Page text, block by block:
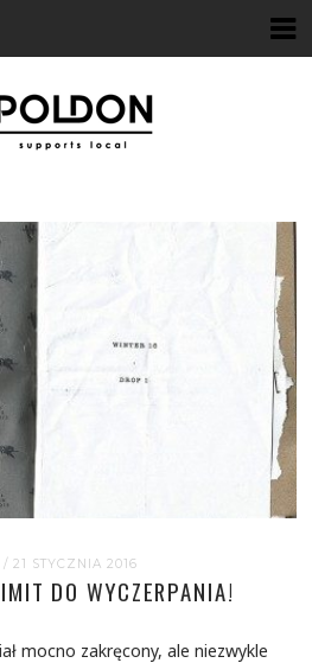
/ 21 STYCZNIA 2016
DO WYCZERPANIA!
mocno zakręcony, ale niezwykle